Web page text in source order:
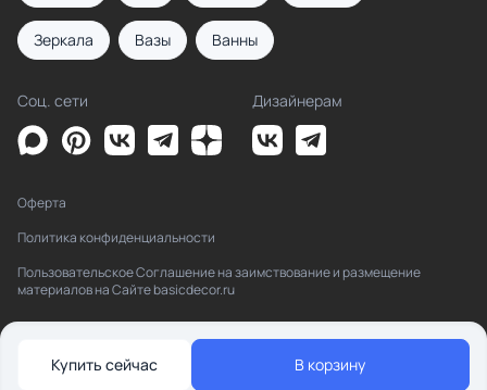
Купить сейчас В корзину
Зеркала Вазы Ванны
Соц. сети Дизайнерам
Оферта
Политика конфиденциальности
Пользовательское Соглашение на заимствование и размещение
материалов на Сайте basicdecor.ru